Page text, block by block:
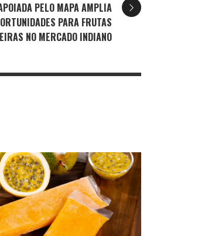
PELO MAPA AMPLIA
PARA FRUTAS
NO MERCADO INDIANO